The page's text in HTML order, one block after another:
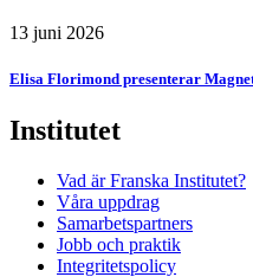
13 juni 2026
Elisa Florimond presenterar
Institutet
Vad är Franska Institutet?
Våra uppdrag
Samarbetspartners
Jobb och praktik
Integritetspolicy